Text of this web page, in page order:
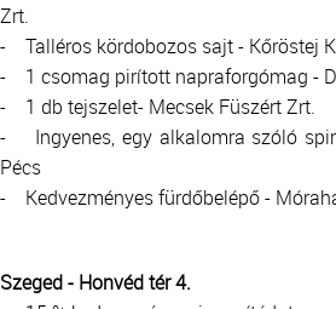
Zrt.
- Talléros kördobozos sajt - Kőröstej
- 1 csomag pirított napraforgómag -
- 1 db tejszelet- Mecsek Füszért Zrt.
- Ingyenes, egy alkalomra szóló
Pécs
- Kedvezményes fürdőbelépő -
Szeged - Honvéd tér 4.